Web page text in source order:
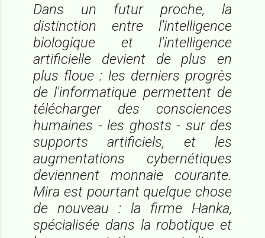
Dans un futur proche, la
distinction entre l'intelligence
biologique et l'intelligence
artificielle devient de plus en
plus floue : les derniers progrès
de l'informatique permettent de
télécharger des consciences
humaines - les ghosts - sur des
supports artificiels, et les
augmentations cybernétiques
deviennent monnaie courante.
Mira est pourtant quelque chose
de nouveau : la firme Hanka,
spécialisée dans la robotique et